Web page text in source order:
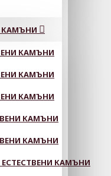
КАМЪНИ
КАМЪНИ
КАМЪНИ
КАМЪНИ
КАМЪНИ
КАМЪНИ
КАМЪНИ